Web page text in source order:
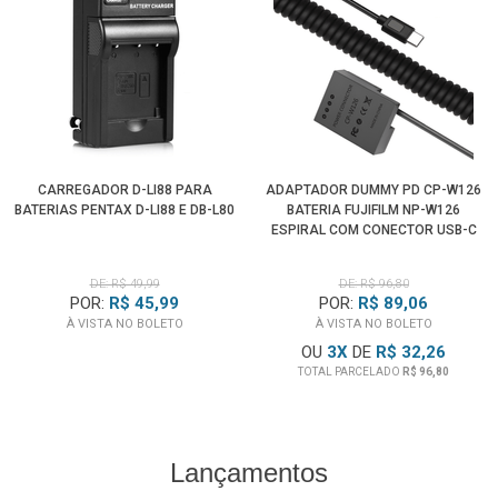
CARREGADOR D-LI88 PARA
BATERIAS PENTAX D-LI88 E DB-L80
DE: R$ 49,99
POR: R$ 45,99
À VISTA NO BOLETO
ADAPTADOR DUMMY PD CP-W126
BATERIA FUJIFILM NP-W126
ESPIRAL COM CONECTOR USB-C
DE: R$ 96,80
POR: R$ 89,06
À VISTA NO BOLETO
OU 3X DE R$ 32,26
TOTAL PARCELADO R$ 96,80
Lançamentos